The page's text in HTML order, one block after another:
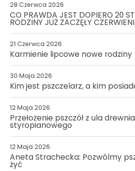
28 Czerwca 2026
CO PRAWDA JEST DOPIERO 20
RODZINY JUŻ ZACZĘŁY
21 Czerwca 2026
Karmienie lipcowe nowe rodziny
30 Maja 2026
Kim jest pszczelarz, a kim
12 Maja 2026
Przełożenie pszczół z ula
styropianowego
12 Maja 2026
Aneta Strachecka: Pozwólmy
żyć